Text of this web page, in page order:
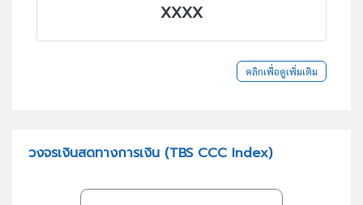
XXXX
คลิกเพื่อดูเพิ่มเติม
วงจรเงินสดทางการเงิน (TBS CCC Index)